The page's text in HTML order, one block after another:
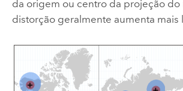
da origem ou centro da projeção do
distorção geralmente aumenta mais